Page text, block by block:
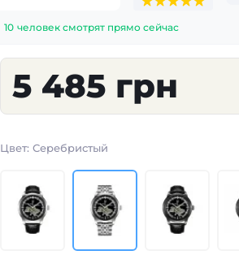
10 человек смотрят прямо сейчас
5 485 грн
Цвет: Серебристый